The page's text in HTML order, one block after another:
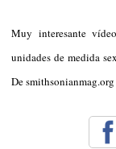
Muy interesante
unidades de medida
De